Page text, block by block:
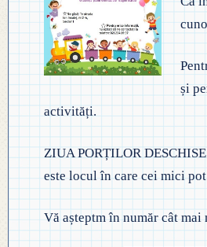
◎ ACHIZIȚII
◎ DOCUMENTE
◎ REGULAMENT
◎ FIȘĂ EVALUARE
◎ ÎNCADRARE
◎
◎
◎
și
activități.
ZIUA PORȚILOR
este locul în care cei mici
Vă așteptm în număr cât mai